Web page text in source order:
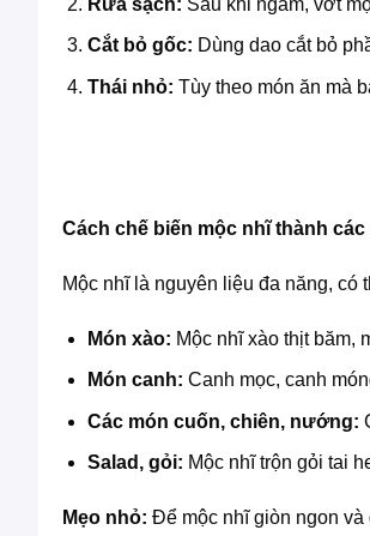
Cắt bỏ gốc: Dùng dao cắt bỏ
Thái nhỏ: Tùy theo món ăn mà
Cách chế biến mộc nhĩ thành
Mộc nhĩ là nguyên liệu đa năng, có
Món xào: Mộc nhĩ xào thịt băm,
Món canh: Canh mọc, canh
Các món cuốn, chiên, nướng:
Salad, gỏi: Mộc nhĩ trộn gỏi tai
Mẹo nhỏ: Để mộc nhĩ giòn ngon